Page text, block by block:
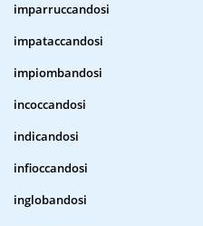
imparruccandosi
impataccandosi
impiombandosi
incoccandosi
indicandosi
infioccandosi
inglobandosi